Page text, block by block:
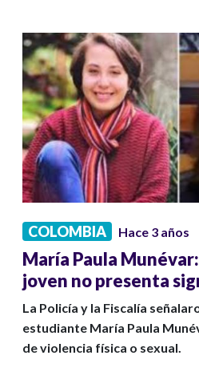
COLOMBIA Hace 3 años
María Paula
joven no presenta
La Policía y la Fiscalía
estudiante María Paula
de violencia física o sexual.